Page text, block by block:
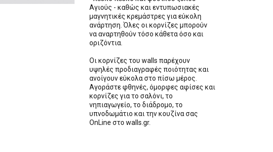
Αγιούς - καθώς και εντυπωσιακές
μαγνητικές κρεμάστρες για εύκολη
ανάρτηση. Όλες οι κορνίζες μπορούν
να αναρτηθούν τόσο κάθετα όσο και
οριζόντια.
Οι κορνίζες του walls παρέχουν
υψηλές προδιαγραφές ποιότητας και
ανοίγουν εύκολα στο πίσω μέρος.
Αγοράστε φθηνές, όμορφες αφίσες και
κορνίζες για το σαλόνι, το
νηπιαγωγείο, το διάδρομο, το
υπνοδωμάτιο και την κουζίνα σας
OnLine στο walls.gr.